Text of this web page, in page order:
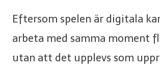
Eftersom spelen är digitala
arbeta med samma moment
utan att det upplevs som